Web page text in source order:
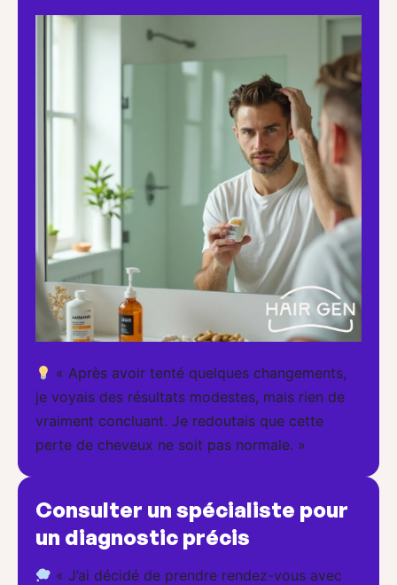
« Après avoir tenté quelques changements,
je voyais des résultats modestes, mais rien de
vraiment concluant. Je redoutais que cette
perte de cheveux ne soit pas normale. »
Consulter un spécialiste pour
un diagnostic précis
« J’ai décidé de prendre rendez-vous avec